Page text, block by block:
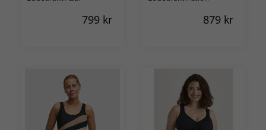
799 kr 879 kr